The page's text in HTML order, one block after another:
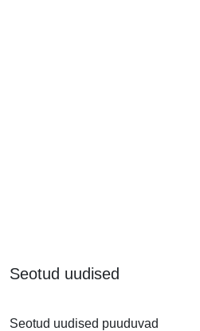
Seotud uudised
Seotud uudised puuduvad